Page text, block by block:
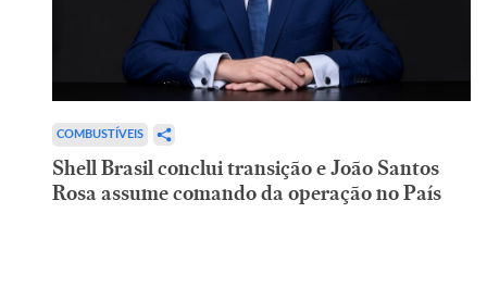
COMBUSTÍVEIS
Shell Brasil conclui transição e João Santos
Rosa assume comando da operação no País